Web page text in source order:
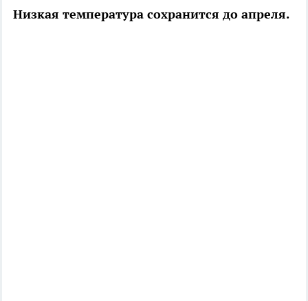
Низкая температура сохранится до апреля.